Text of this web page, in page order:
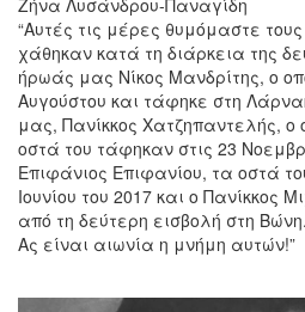
Ζήνα Λυσάνδρου-Παναγίδη
“Αυτές τις μέρες θυμόμαστε
χάθηκαν κατά τη διάρκεια της
ήρωάς μας Νίκος Μανδρίτης, ο
Αυγούστου και τάφηκε στη
μας, Πανίκκος Χατζηπαντελής, ο
οστά του τάφηκαν στις 23
Επιφάνιος Επιφανίου, τα οστά
Ιουνίου του 2017 και ο Πανίκκος
από τη δεύτερη εισβολή στη Βώνη.
Ας είναι αιωνία η μνήμη αυτών!”